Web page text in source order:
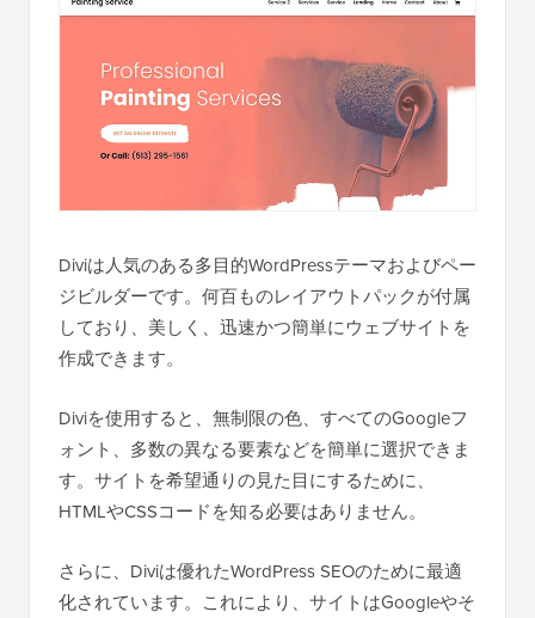
Diviは人気のある多目的WordPressテーマおよびペー
ジビルダーです。何百ものレイアウトパックが付属
しており、美しく、迅速かつ簡単にウェブサイトを
作成できます。
Diviを使用すると、無制限の色、すべてのGoogleフ
ォント、多数の異なる要素などを簡単に選択できま
す。サイトを希望通りの見た目にするために、
HTMLやCSSコードを知る必要はありません。
さらに、Diviは優れたWordPress SEOのために最適
化されています。これにより、サイトはGoogleやそ